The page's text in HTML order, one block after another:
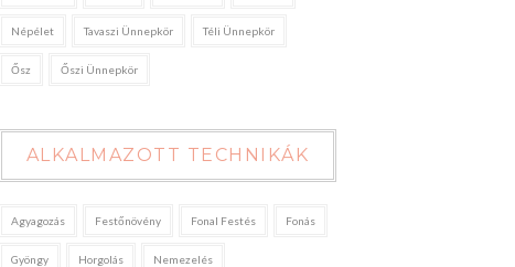
Népélet Tavaszi Ünnepkör Téli Ünnepkör
Ősz Őszi Ünnepkör
ALKALMAZOTT TECHNIKÁK
Agyagozás Festőnövény Fonal Festés Fonás
Gyöngy Horgolás Nemezelés